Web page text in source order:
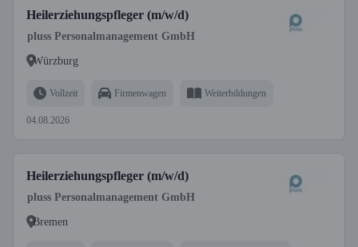
Heilerziehungspfleger (m/w/d)
pluss Personalmanagement GmbH
Würzburg
Vollzeit Firmenwagen Weiterbildungen
04.08.2026
Heilerziehungspfleger (m/w/d)
pluss Personalmanagement GmbH
Bremen